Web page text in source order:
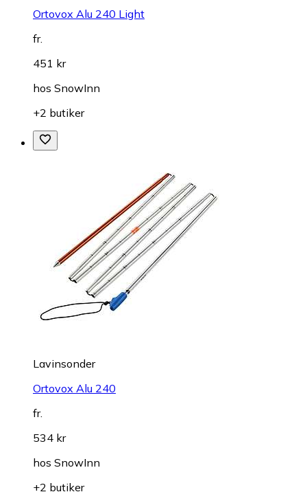
Ortovox Alu 240 Light
fr.
451 kr
hos SnowInn
+2 butiker
Lavinsonder
Ortovox Alu 240
fr.
534 kr
hos SnowInn
+2 butiker